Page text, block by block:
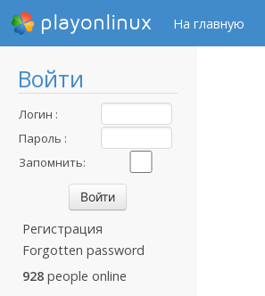
playonlinux На главную
Войти
Логин :
Пароль :
Запомнить:
Регистрация
Forgotten password
928 people online